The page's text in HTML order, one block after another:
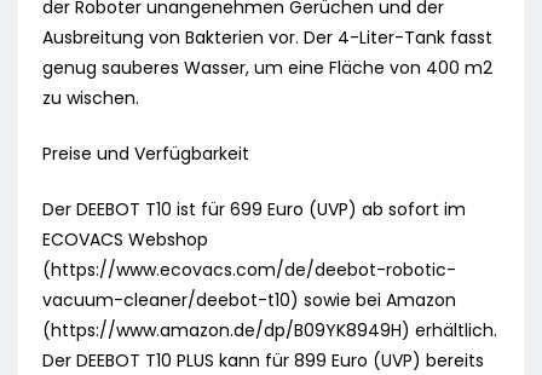
der Roboter unangenehmen Gerüchen und der
Ausbreitung von Bakterien vor. Der 4-Liter-Tank fasst
genug sauberes Wasser, um eine Fläche von 400 m2
zu wischen.
Preise und Verfügbarkeit
Der DEEBOT T10 ist für 699 Euro (UVP) ab sofort im
ECOVACS Webshop
(https://www.ecovacs.com/de/deebot-robotic-
vacuum-cleaner/deebot-t10) sowie bei Amazon
(https://www.amazon.de/dp/B09YK8949H) erhältlich.
Der DEEBOT T10 PLUS kann für 899 Euro (UVP) bereits